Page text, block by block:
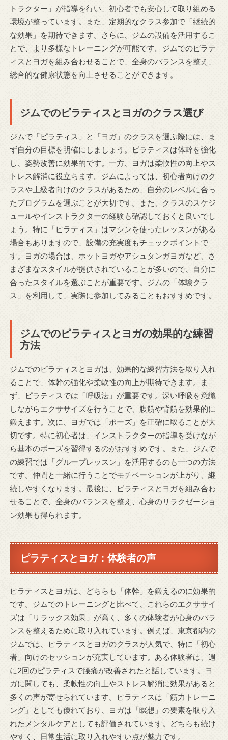
トラクター」が指導を行い、初心者でも安心して取り組める
環境が整っています。また、定期的なクラス参加で「継続的
な効果」を期待できます。さらに、ジムの設備を活用するこ
とで、より多様なトレーニングが可能です。ジムでのピラテ
ィスとヨガを組み合わせることで、全身のバランスを整え、
総合的な健康状態を向上させることができます。
ジムでのピラティスとヨガのクラス選び
ジムで「ピラティス」と「ヨガ」のクラスを選ぶ際には、ま
ず自分の目標を明確にしましょう。ピラティスは体幹を強化
し、姿勢改善に効果的です。一方、ヨガは柔軟性の向上やス
トレス解消に役立ちます。ジムによっては、初心者向けのク
ラスや上級者向けのクラスがあるため、自分のレベルに合っ
たプログラムを選ぶことが大切です。また、クラスのスケジ
ュールやインストラクターの経験も確認しておくと良いでし
ょう。特に「ピラティス」はマシンを使ったレッスンがある
場合もありますので、設備の充実度もチェックポイントで
す。ヨガの場合は、ホットヨガやアシュタンガヨガなど、さ
まざまなスタイルが提供されていることが多いので、自分に
合ったスタイルを選ぶことが重要です。ジムの「体験クラ
ス」を利用して、実際に参加してみることもおすすめです。
ジムでのピラティスとヨガの効果的な練習
方法
ジムでのピラティスとヨガは、効果的な練習方法を取り入れ
ることで、体幹の強化や柔軟性の向上が期待できます。ま
ず、ピラティスでは「呼吸法」が重要です。深い呼吸を意識
しながらエクササイズを行うことで、腹筋や背筋を効果的に
鍛えます。次に、ヨガでは「ポーズ」を正確に取ることが大
切です。特に初心者は、インストラクターの指導を受けなが
ら基本のポーズを習得するのがおすすめです。また、ジムで
の練習では「グループレッスン」を活用するのも一つの方法
です。仲間と一緒に行うことでモチベーションが上がり、継
続しやすくなります。最後に、ピラティスとヨガを組み合わ
せることで、全身のバランスを整え、心身のリラクゼーショ
ン効果も得られます。
ピラティスとヨガ：体験者の声
ピラティスとヨガは、どちらも「体幹」を鍛えるのに効果的
です。ジムでのトレーニングと比べて、これらのエクササイ
ズは「リラックス効果」が高く、多くの体験者が心身のバラ
ンスを整えるために取り入れています。例えば、東京都内の
ジムでは、ピラティスとヨガのクラスが人気で、特に「初心
者」向けのセッションが充実しています。ある体験者は、週
に2回のピラティスで腰痛が改善されたと話しています。ヨ
ガに関しても、柔軟性の向上やストレス解消に効果があると
多くの声が寄せられています。ピラティスは「筋力トレーニ
ング」としても優れており、ヨガは「瞑想」の要素を取り入
れたメンタルケアとしても評価されています。どちらも続け
やすく、日常生活に取り入れやすい点が魅力です。